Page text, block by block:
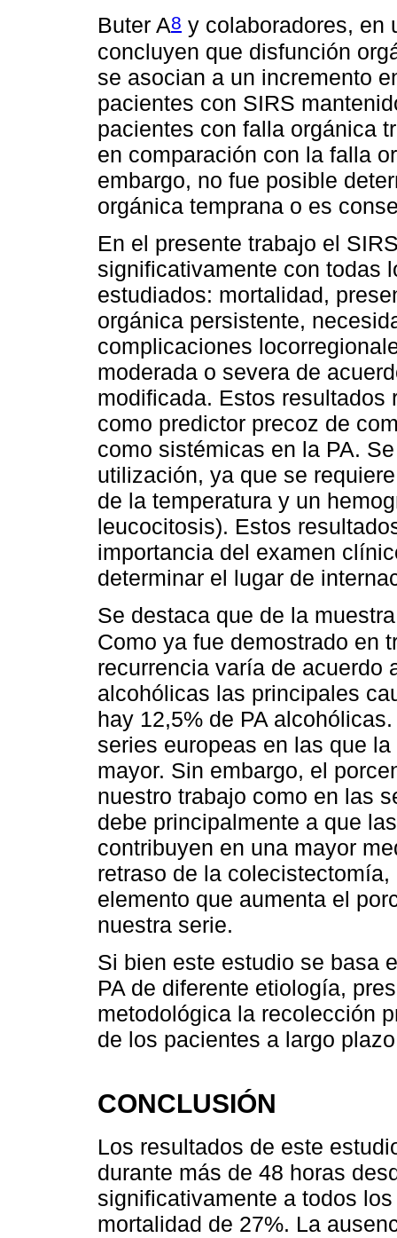
Buter A8 y colaboradores, en
concluyen que disfunción
se asocian a un incremento
pacientes con SIRS
pacientes con falla orgánica
en comparación con la falla
embargo, no fue posible
orgánica temprana o es
En el presente trabajo el
significativamente con todas
estudiados: mortalidad,
orgánica persistente,
complicaciones
moderada o severa de
modificada. Estos resultados
como predictor precoz de
como sistémicas en la PA.
utilización, ya que se
de la temperatura y un
leucocitosis). Estos
importancia del examen
determinar el lugar de
Se destaca que de la
Como ya fue demostrado en
recurrencia varía de acuerdo
alcohólicas las principales
hay 12,5% de PA
series europeas en las que
mayor. Sin embargo, el
nuestro trabajo como en las
debe principalmente a que
contribuyen en una mayor
retraso de la
elemento que aumenta el
nuestra serie.
Si bien este estudio se basa
PA de diferente etiología,
metodológica la recolección
de los pacientes a largo
CONCLUSIÓN
Los resultados de este
durante más de 48 horas
significativamente a todos
mortalidad de 27%. La